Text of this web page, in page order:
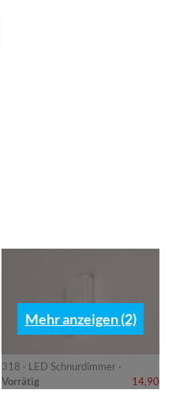
318 · LED Schnurdimmer ·
Vorrätig
14,90
Mehr anzeigen (2)